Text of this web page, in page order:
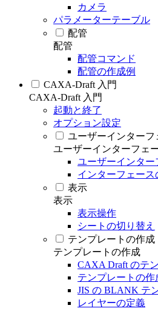
カメラ
パラメーターテーブル
配管
配管
配管コマンド
配管の作成例
CAXA-Draft 入門
CAXA-Draft 入門
起動と終了
オプション設定
ユーザーインターフ
ユーザーインターフェ
ユーザーインタ
インターフェー
表示
表示
表示操作
シートの切り替え
テンプレートの作成
テンプレートの作成
CAXA Draft のテ
テンプレートの作
JIS の BLANK テ
レイヤーの定義